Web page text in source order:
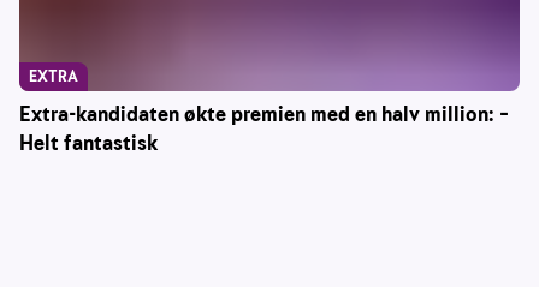
Extra-kandidaten økte premien med en halv million: –
Helt fantastisk
EXTRA